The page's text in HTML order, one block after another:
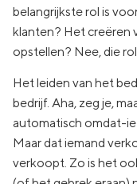
belangrijkste rol is
klanten? Het creëren
opstellen? Nee, die
Het leiden van het
bedrijf. Aha, zeg je,
automatisch omdat-ie
Maar dat iemand
verkoopt. Zo is het